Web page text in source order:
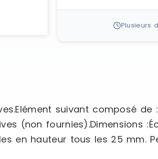
Plusieurs
suivant composé de
(non fournies).Dimensions
en hauteur tous les 25 mm.